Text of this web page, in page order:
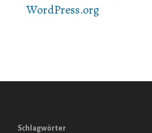
WordPress.org
Schlagwörter